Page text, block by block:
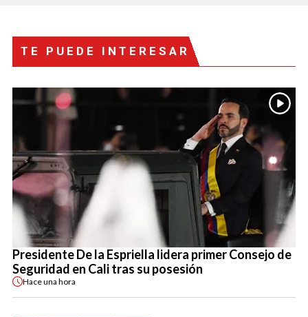
TE PUEDE INTERESAR
Presidente De la Espriella lidera primer Consejo de
Seguridad en Cali tras su posesión
Haceuna hora